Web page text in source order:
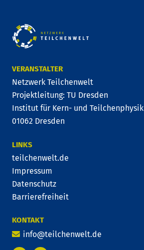
VERANSTALTER
Netzwerk Teilchenwelt
Projektleitung: TU Dresden
Institut für Kern- und Teilchenphysik
01062 Dresden
LINKS
teilchenwelt.de
Impressum
Datenschutz
Barrierefreiheit
KONTAKT
info@teilchenwelt.de